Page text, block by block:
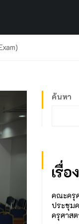
ค้นหา
เรื่อ
คณะครุ
ประชุม
ครุศาส